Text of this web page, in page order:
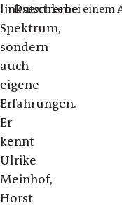
linksextreme
Spektrum,
sondern
auch
eigene
Erfahrungen.
Er
kennt
Ulrike
Meinhof,
Horst
Dutschke bei einem